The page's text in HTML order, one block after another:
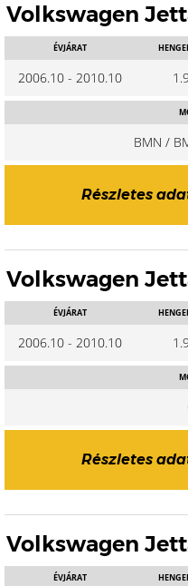
Volkswagen
ÉVJÁRAT
2006.10 - 2010.10
BMN /
Részletes
Volkswagen
ÉVJÁRAT
2006.10 - 2010.10
Részletes
Volkswagen
ÉVJÁRAT